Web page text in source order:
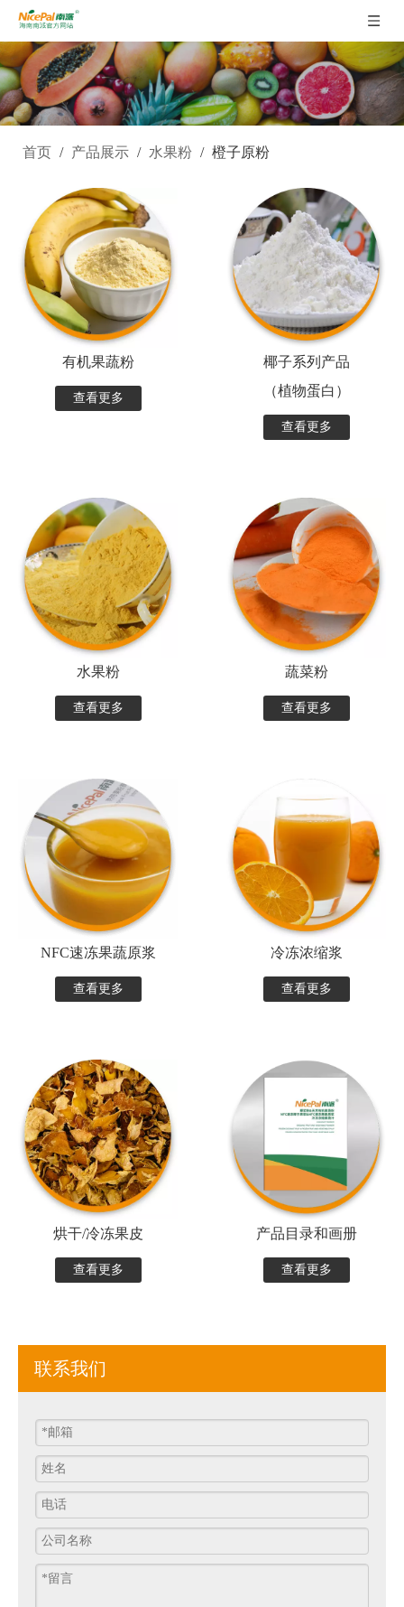
首页 / 产品展示 / 水果粉 / 橙子原粉
有机果蔬粉
查看更多
椰子系列产品
（植物蛋白）
查看更多
水果粉
查看更多
蔬菜粉
查看更多
NFC速冻果蔬原浆
查看更多
冷冻浓缩浆
查看更多
烘干/冷冻果皮
查看更多
产品目录和画册
查看更多
联系我们